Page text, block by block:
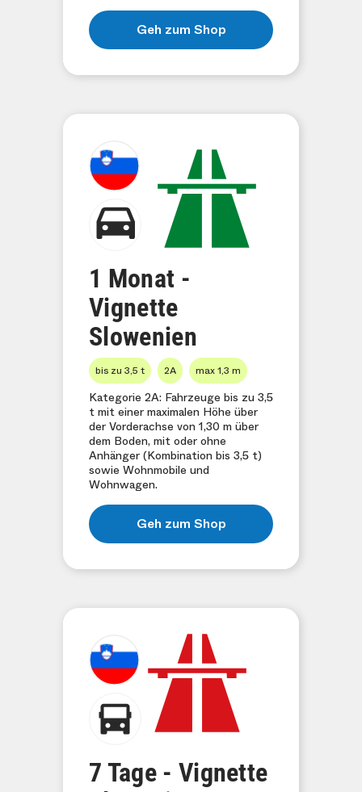
Geh zum Shop
1 Monat -
Vignette
Slowenien
bis zu 3,5 t 2A max 1,3 m
Kategorie 2A: Fahrzeuge bis zu 3,5
t mit einer maximalen Höhe über
der Vorderachse von 1,30 m über
dem Boden, mit oder ohne
Anhänger (Kombination bis 3,5 t)
sowie Wohnmobile und
Wohnwagen.
Geh zum Shop
7 Tage - Vignette